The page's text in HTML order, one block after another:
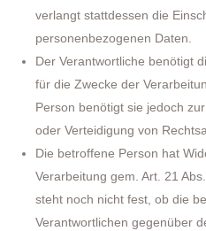
verlangt stattdessen die
personenbezogenen Daten.
Der Verantwortliche benötigt
für die Zwecke der
Person benötigt sie jedoch
oder Verteidigung von
Die betroffene Person hat
Verarbeitung gem. Art. 21
steht noch nicht fest, ob die
Verantwortlichen gegenüber